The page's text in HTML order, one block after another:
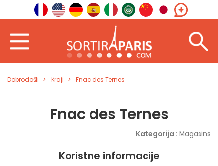
Dobrodošli Kraji Fnac des Ternes
Fnac des Ternes
Kategorija : Magasins
Koristne informacije